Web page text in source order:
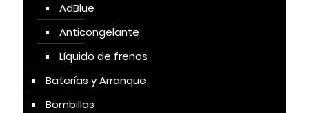
AdBlue
Anticongelante
Líquido de frenos
Baterías y Arranque
Bombillas